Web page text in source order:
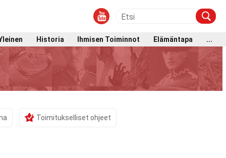
Historia Ihmisen Toiminnot Elämäntapa ...
Toimitukselliset ohjeet